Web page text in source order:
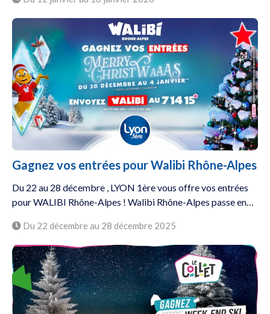
Gagnez vos entrées pour Walibi Rhône-Alpes
Du 22 au 28 décembre , LYON 1ère vous offre vos entrées
pour WALIBI Rhône-Alpes ! Walibi Rhône-Alpes passe en…
Du 22 décembre au 28 décembre 2025